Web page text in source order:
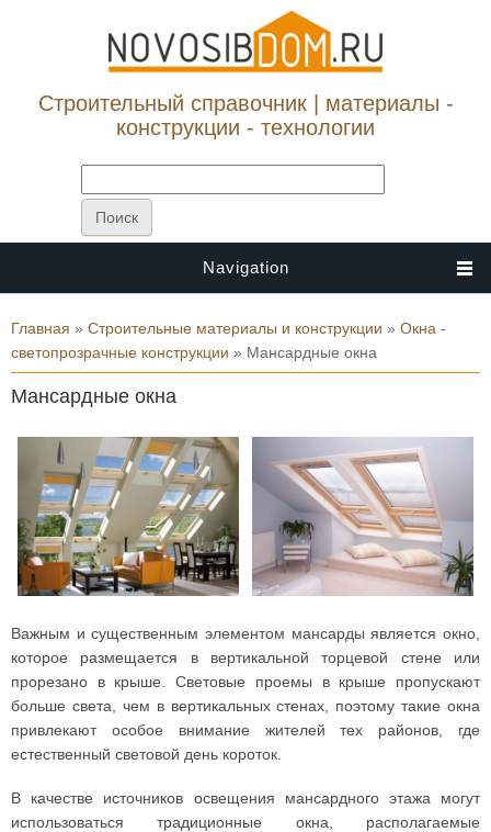
Строительный справочник | материалы -
конструкции - технологии
Navigation
Вы здесь
Главная » Строительные материалы и конструкции » Окна -
светопрозрачные конструкции » Мансардные окна
Мансардные окна
Важным и существенным элементом мансарды является окно,
которое размещается в вертикальной торцевой стене или
прорезано в крыше. Световые проемы в крыше пропускают
больше света, чем в вертикальных стенах, поэтому такие окна
привлекают особое внимание жителей тех районов, где
естественный световой день короток.
В качестве источников освещения мансардного этажа могут
использоваться традиционные окна, располагаемые